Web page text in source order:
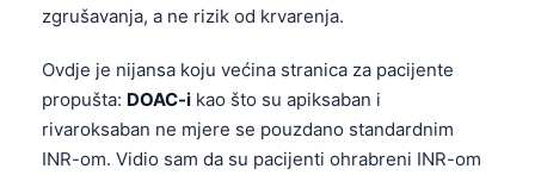
zgrušavanja, a ne rizik od krvarenja.
Ovdje je nijansa koju većina stranica za pacijente
propušta: DOAC-i kao što su apiksaban i
rivaroksaban ne mjere se pouzdano standardnim
INR-om. Vidio sam da su pacijenti ohrabreni INR-om